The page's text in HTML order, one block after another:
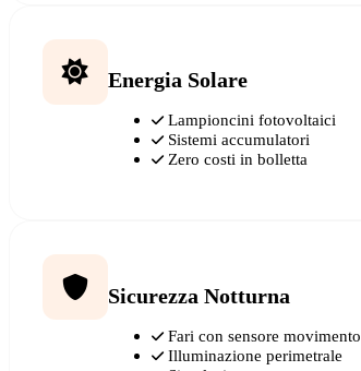
Energia Solare
Lampioncini fotovoltaici
Sistemi accumulatori
Zero costi in bolletta
Sicurezza Notturna
Fari con sensore movimento
Illuminazione perimetrale